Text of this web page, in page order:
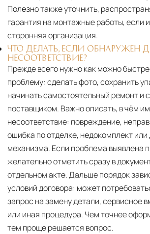
Полезно также уточнить,
гарантия на монтажные работы, если
сторонняя организация.
ЧТО ДЕЛАТЬ, ЕСЛИ ОБНАРУЖЕН
НЕСООТВЕТСТВИЕ?
Прежде всего нужно как можно
проблему: сделать фото, сохранить
начинать самостоятельный ремонт и
поставщиком. Важно описать, в чём
несоответствие: повреждение,
ошибка по отделке, недокомплект или
механизма. Если проблема выявлена
желательно отметить сразу в
отдельном акте. Дальше порядок
условий договора: может
запрос на замену детали, сервисное
или иная процедура. Чем точнее
тем проще решается вопрос.